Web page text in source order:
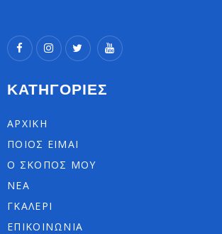
ΚΑΤΗΓΟΡΙΕΣ
ΑΡΧΙΚΗ
ΠΟΙΟΣ ΕΙΜΑΙ
Ο ΣΚΟΠΟΣ ΜΟΥ
ΝΕΑ
ΓΚΑΛΕΡΙ
ΕΠΙΚΟΙΝΩΝΙΑ